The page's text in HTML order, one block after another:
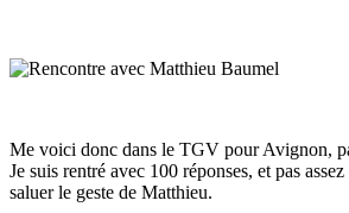
Me voici donc dans le TGV pour Avignon,
Je suis rentré avec 100 réponses, et pas
saluer le geste de Matthieu.